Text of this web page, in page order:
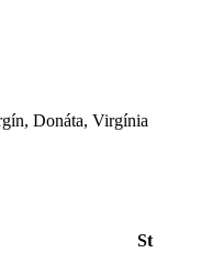
Donáta, Virgínia
St